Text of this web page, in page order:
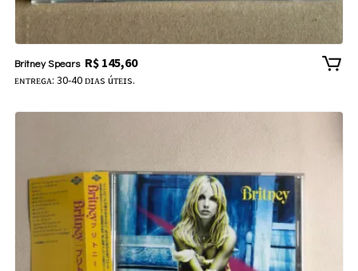
Britney Spears R$145,60
ᴇɴᴛʀᴇɢᴀ: 30-40 ᴅɪᴀs úᴛᴇɪs.